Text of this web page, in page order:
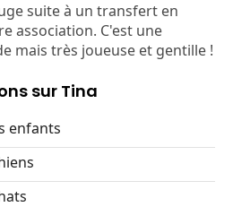
suite à un transfert en
association. C'est une
mais très joueuse et gentille !
sur Tina
enfants